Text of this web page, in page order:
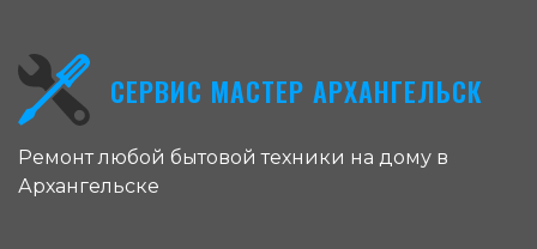
СЕРВИС МАСТЕР АРХАНГЕЛЬСК
Ремонт любой бытовой техники на дому в
Архангельске